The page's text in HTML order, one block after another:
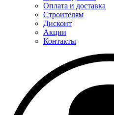
Оплата и доставка
Строителям
Дисконт
Акции
Контакты